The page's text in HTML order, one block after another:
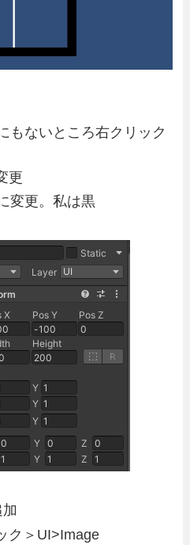
もないところ右クリック
更
変更。私は黒
ク＞UI>Image